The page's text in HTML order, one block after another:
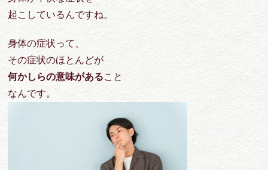
起こしているんですね。
身体の症状って、
その症状のほとんどが
何かしらの意味があること
なんです。